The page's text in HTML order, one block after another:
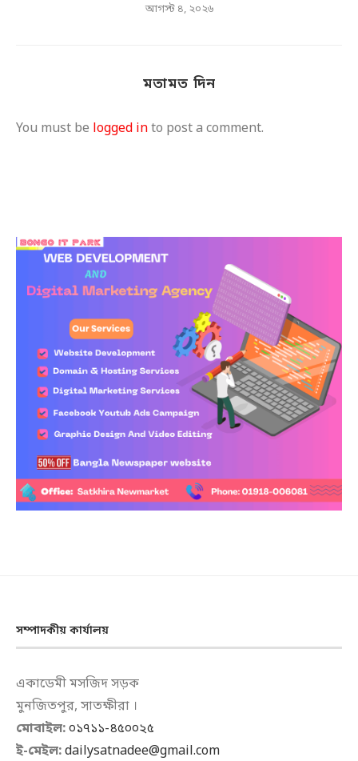
আগস্ট ৪, ২০২৬
মতামত দিন
You must be logged into post a comment.
সম্পাদকীয় কার্যালয়
একাডেমী মসজিদ সড়ক
মুনজিতপুর, সাতক্ষীরা ।
মোবাইল:০১৭১১-৪৫০০২৫
ই-মেইল:dailysatnadee@gmail.com